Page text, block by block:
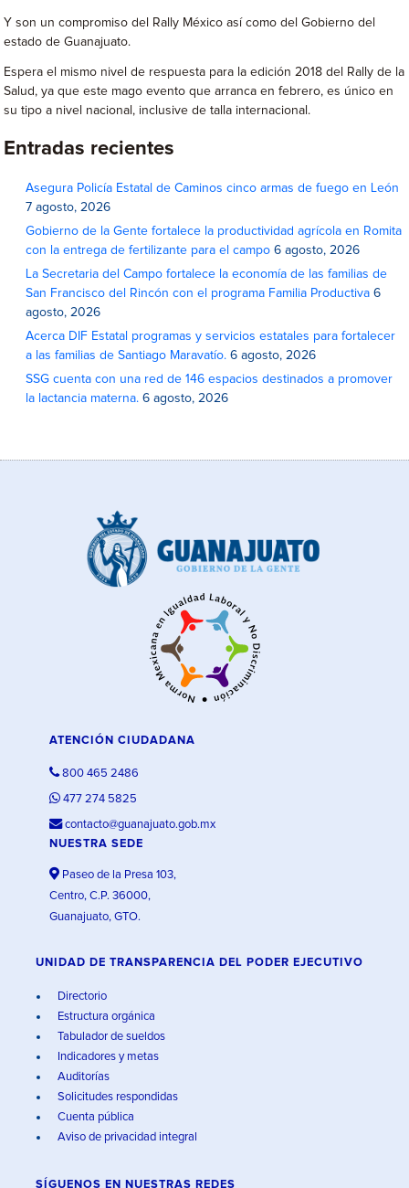
Y son un compromiso del Rally México así como del Gobierno del
estado de Guanajuato.
Espera el mismo nivel de respuesta para la edición 2018 del Rally de la
Salud, ya que este mago evento que arranca en febrero, es único en
su tipo a nivel nacional, inclusive de talla internacional.
Entradas recientes
Asegura Policía Estatal de Caminos cinco armas de fuego en León
7 agosto, 2026
Gobierno de la Gente fortalece la productividad agrícola en Romita
con la entrega de fertilizante para el campo 6 agosto, 2026
La Secretaria del Campo fortalece la economía de las familias de
San Francisco del Rincón con el programa Familia Productiva 6
agosto, 2026
Acerca DIF Estatal programas y servicios estatales para fortalecer
a las familias de Santiago Maravatío. 6 agosto, 2026
SSG cuenta con una red de 146 espacios destinados a promover
la lactancia materna. 6 agosto, 2026
ATENCIÓN CIUDADANA
800 465 2486
477 274 5825
contacto@guanajuato.gob.mx
NUESTRA SEDE
Paseo de la Presa 103,
Centro, C.P. 36000,
Guanajuato, GTO.
UNIDAD DE TRANSPARENCIA DEL PODER EJECUTIVO
Directorio
Estructura orgánica
Tabulador de sueldos
Indicadores y metas
Auditorías
Solicitudes respondidas
Cuenta pública
Aviso de privacidad integral
SÍGUENOS EN NUESTRAS REDES